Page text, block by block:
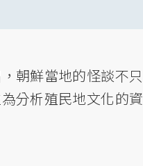
朝鮮當地的怪談不只
分析殖民地文化的資